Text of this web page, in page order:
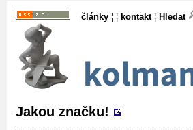
články ¦ ¦ kontakt¦ Hledat
Jakou značku!